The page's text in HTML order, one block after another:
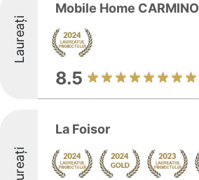
Laureați
Mobile Home CARMINO
8.5
La Foisor